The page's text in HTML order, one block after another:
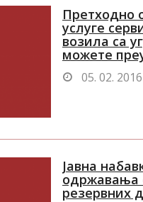
Претходно
услуге
возила са
можете
05. 02. 2016
Јавна
одржавања
резервних